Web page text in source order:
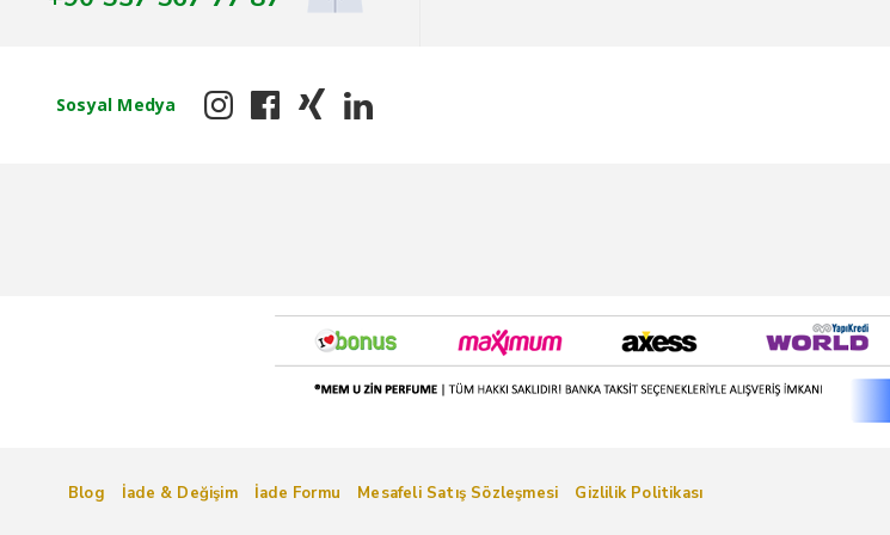
Sosyal Medya
Blog İade & Değişim İade Formu Mesafeli Satış Sözleşmesi Gizlilik Politikası